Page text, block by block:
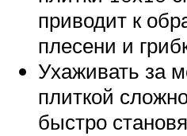
приводит к
плесени и
Ухаживать за
плиткой
быстро